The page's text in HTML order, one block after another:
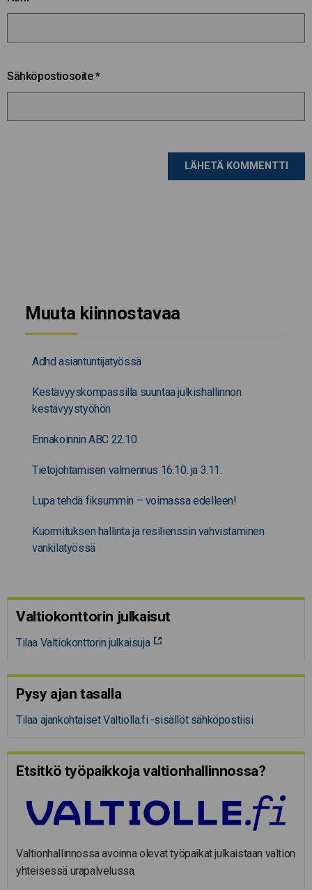
Sähköpostiosoite*
Muuta kiinnostavaa
Adhd asiantuntijatyössä
Kestävyyskompassilla suuntaa julkishallinnon
kestävyystyöhön
Ennakoinnin ABC 22.10.
Tietojohtamisen valmennus 16.10. ja 3.11.
Lupa tehdä fiksummin – voimassa edelleen!
Kuormituksen hallinta ja resilienssin vahvistaminen
vankilatyössä
Valtiokonttorin julkaisut
Tilaa Valtiokonttorin julkaisuja
Pysy ajan tasalla
Tilaa ajankohtaiset Valtiolla.fi -sisällöt sähköpostiisi
Etsitkö työpaikkoja valtion­hal­lin­nossa?
Valtionhallinnossa avoinna olevat työpaikat julkaistaan valtion
yhteisessä urapalvelussa.